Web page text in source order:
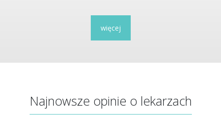
więcej
Najnowsze opinie o lekarzach